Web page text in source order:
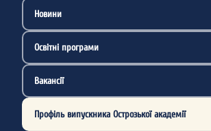
Новини
Освітні програми
Вакансії
Профіль випускника Острозької академії